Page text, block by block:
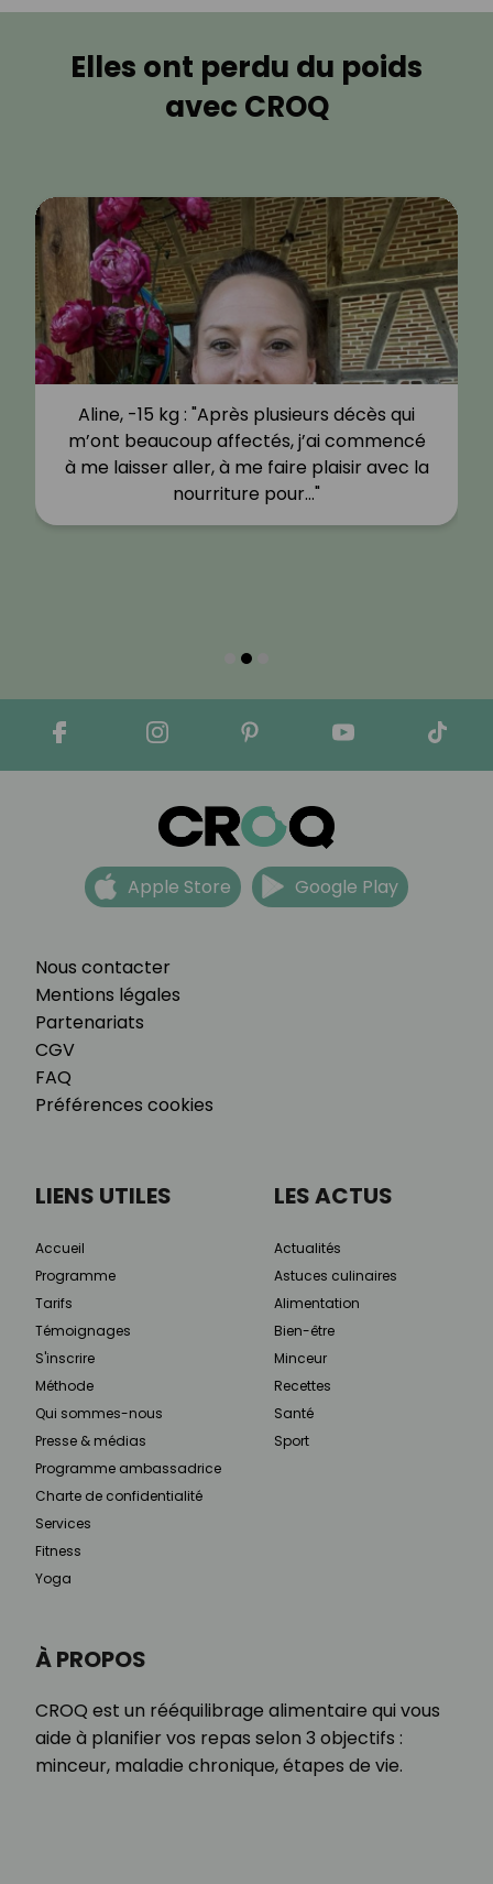
Elles ont perdu du poids
avec CROQ
Aline, -15 kg : "Après plusieurs décès qui
m’ont beaucoup affectés, j’ai commencé
à me laisser aller, à me faire plaisir avec la
nourriture pour…"
Nous contacter
Mentions légales
Partenariats
CGV
FAQ
Préférences cookies
Apple Store Google Play
À PROPOS
CROQ est un rééquilibrage alimentaire qui vous
aide à planifier vos repas selon 3 objectifs :
minceur, maladie chronique, étapes de vie.
LIENS UTILES
Accueil
Programme
Tarifs
Témoignages
S'inscrire
Méthode
Qui sommes-nous
Presse & médias
Programme ambassadrice
Charte de confidentialité
Services
Fitness
Yoga
LES ACTUS
Actualités
Astuces culinaires
Alimentation
Bien-être
Minceur
Recettes
Santé
Sport